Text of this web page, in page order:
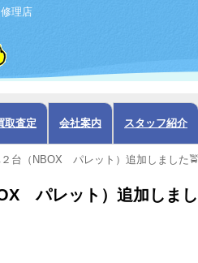
理店
取査定 会社案内 スタッフ紹介
２台（NBOX パレット）追加しました
パレット）追加しま